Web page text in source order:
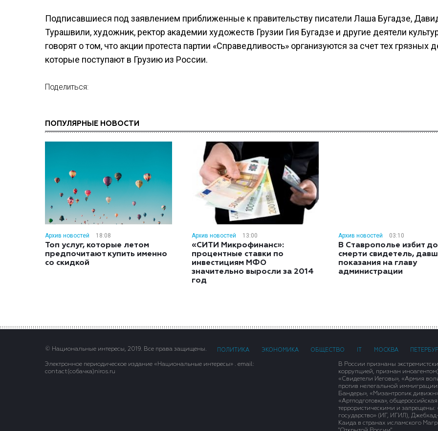
Подписавшиеся под заявлением приближенные к правительству писатели Лаша Бугадзе,
Турашвили, художник, ректор академии художеств Грузии Гия Бугадзе и другие деятели
говорят о том, что акции протеста партии «Справедливость» организуются за счет тех грязных
которые поступают в Грузию из России.
Поделиться:
ПОПУЛЯРНЫЕ НОВОСТИ
Архив новостей 18:08
Топ услуг, которые летом
предпочитают купить именно
со скидкой
Архив новостей 13:00
«СИТИ Микрофинанс»:
процентные ставки по
инвестициям МФО
значительно выросли за 2014
год
Архив новостей 03:10
В Ставрополье избит до
смерти свидетель,
показания на главу
администрации
© Национальные интересы, 2019. Все права защищены. ПОЛИТИКА ЭКОНОМИКА ОБЩЕСТВО МОСКВА
Электронное периодическое издание «Национальные интересы» . email:
contact(сoбaчка)niros.ru
В России признаны
коррупцией, признан
«Свидетели Иеговы», «Армия
против нелегальной
Бандеры», «Мизантропик
«Артподготовка»,
террористическими и
государство» (ИГ, ИГИЛ),
Каида в странах исламского